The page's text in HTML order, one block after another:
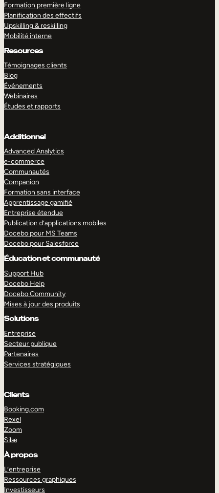
Formation première ligne
Planification des effectifs
Upskilling & reskilling
Mobilité interne
Resources
Témoignages clients
Blog
Événements
Webinaires
Études et rapports
Additionnel
Advanced Analytics
e-commerce
Communautés
Companion
Formation sans interface
Apprentissage gamifié
Entreprise étendue
Publication d’applications mobiles
Docebo pour MS Teams
Docebo pour Salesforce
Éducation et communauté
Support Hub
Docebo Help
Docebo Community
Mises à jour des produits
Solutions
Entreprise
Secteur publique
Partenaires
Services stratégiques
Clients
Booking.com
Rexel
Zoom
Silæ
À propos
L’entreprise
Ressources graphiques
Investisseurs